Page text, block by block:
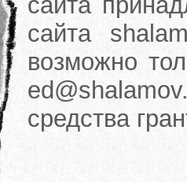
сайта
возможно
средства